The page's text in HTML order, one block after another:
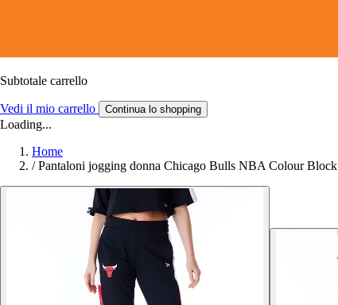
Subtotale carrello
Vedi il mio carrello Continua lo shopping
Loading...
Home
/ Pantaloni jogging donna Chicago Bulls NBA Colour Block